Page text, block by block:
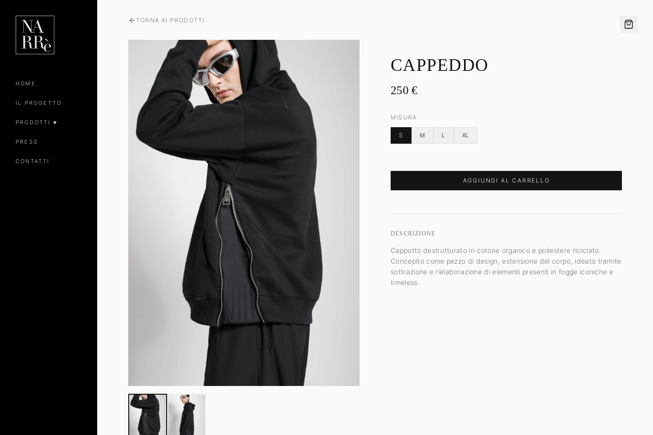
HOME
IL PROGETTO
PRODOTTI ▼
PRESS
CONTATTI
TORNA AI PRODOTTI
CAPPEDDO
250 €
MISURA
S M L XL
AGGIUNGI AL CARRELLO
DESCRIZIONE
Cappotto destrutturato in cotone organico e poliestere riciclato.
Concepito come pezzo di design, estensione del corpo, ideato tramite
sottrazione e rielaborazione di elementi presenti in fogge iconiche e
timeless.